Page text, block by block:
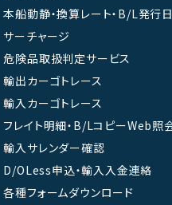
本船動静・換算レート・B/L発行日
サーチャージ
危険品取扱判定サービス
輸出カーゴトレース
輸入カーゴトレース
フレイト明細・B/LコピーWeb照
輸入サレンダー確認
D/OLess申込・輸入入金連絡
各種フォームダウンロード